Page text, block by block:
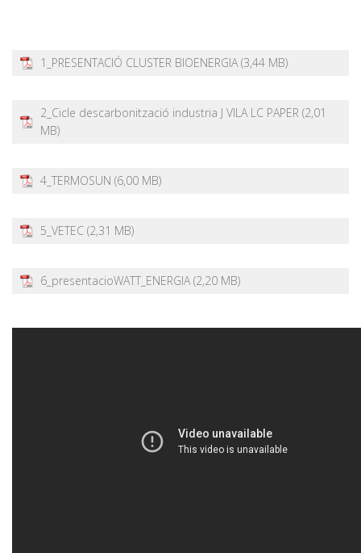
1_PRESENTACIÓ CLUSTER BIOENERGIA
2_Cicle descarbonització industria J VILA LC PAPER
4_TERMOSUN
5_VETEC
6_presentacioWATT_ENERGIA